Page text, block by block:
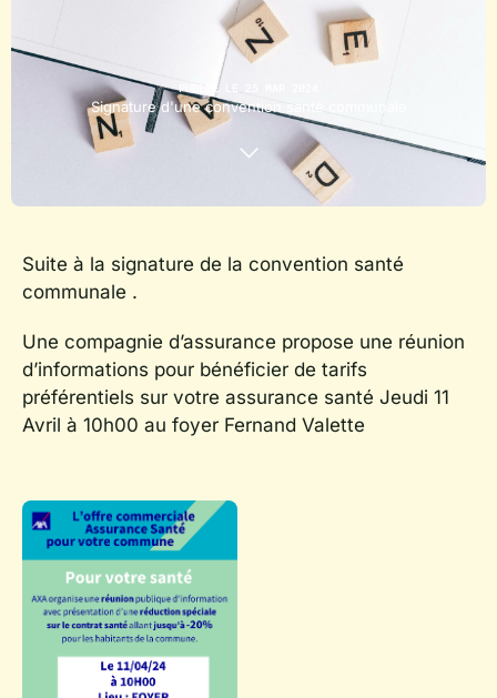
PUBLIÉ LE 25 MAR 2024
Signature d'une convention santé communale
Suite à la signature de la convention santé
communale .
Une compagnie d’assurance propose une réunion
d’informations pour bénéficier de tarifs
préférentiels sur votre assurance santé Jeudi 11
Avril à 10h00 au foyer Fernand Valette